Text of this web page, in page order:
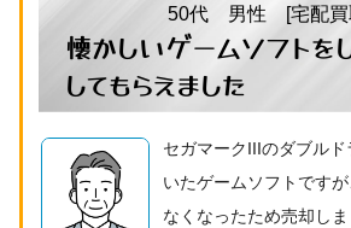
50代 男性 [宅配買
懐かしいゲームソフトを
してもらえました
セガマークIIIのダブル
いたゲームソフトです
なくなったため売却し